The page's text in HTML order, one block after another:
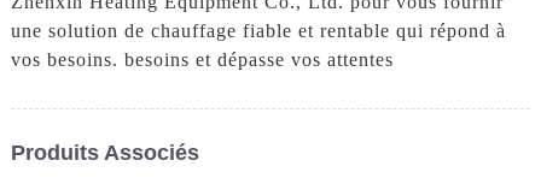
une solution de chauffage fiable et rentable qui répond à
vos besoins. besoins et dépasse vos attentes
Produits Associés